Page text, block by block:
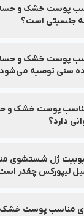
جنسیتی است؟
عموم افراد می‌باشد.
سنی توصیه
افراد رده سنی جوان
دارد؟
تست شده است.محبوبیت ژل